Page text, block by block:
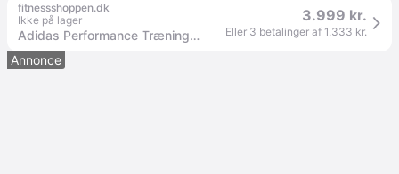
fitnessshoppen.dk
Ikke på lager
Adidas Performance Træningsbænk.
3.999 kr.
Eller 3 betalinger af 1.333 kr.
Annonce